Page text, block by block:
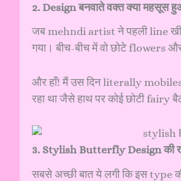
2. Design बनवाते वक्त क्या महसूस
जब mehndi artist ने पहली line
गया। बीच-बीच में वो छोटे flowers
और हाँ! मैं उस दिन literally
रहा था जैसे हाथ पर कोई छोटी fairy
3. Stylish Butterfly Design की
सबसे अच्छी बात ये लगी कि इस type